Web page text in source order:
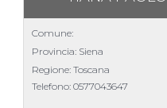
Comune:
Provincia: Siena
Regione: Toscana
Telefono: 0577043647